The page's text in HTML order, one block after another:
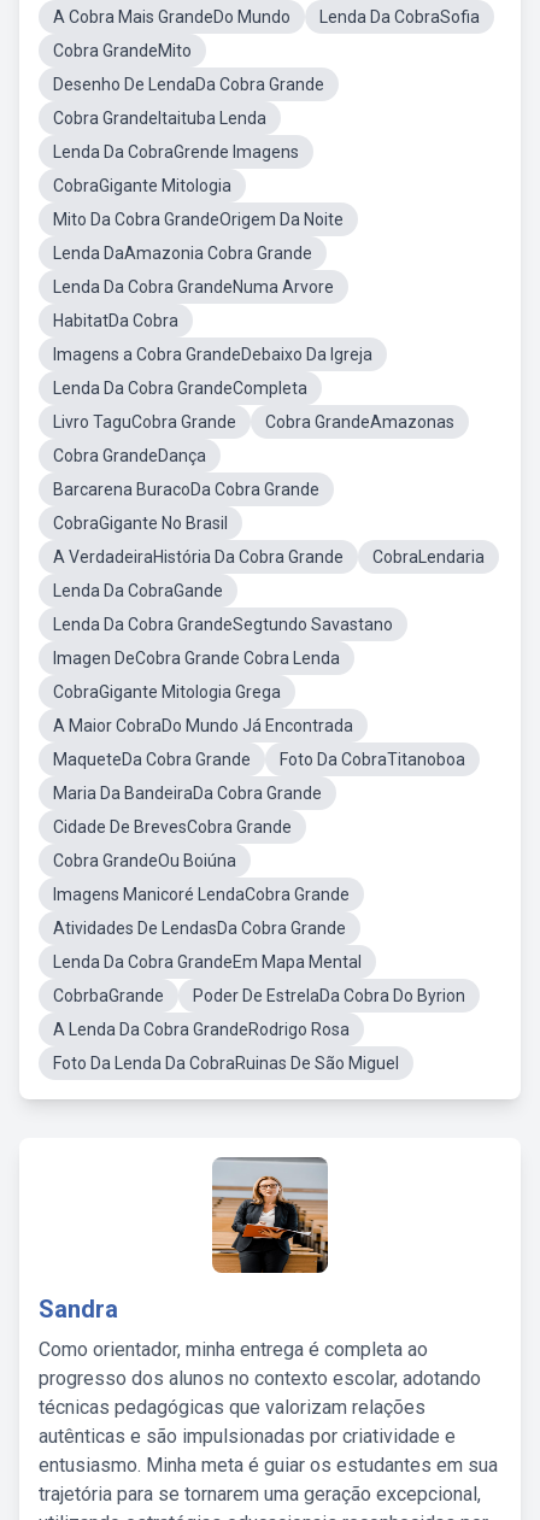
A Cobra Mais GrandeDo Mundo
Lenda Da CobraSofia
Cobra GrandeMito
Desenho De LendaDa Cobra Grande
Cobra GrandeItaituba Lenda
Lenda Da CobraGrende Imagens
CobraGigante Mitologia
Mito Da Cobra GrandeOrigem Da Noite
Lenda DaAmazonia Cobra Grande
Lenda Da Cobra GrandeNuma Arvore
HabitatDa Cobra
Imagens a Cobra GrandeDebaixo Da Igreja
Lenda Da Cobra GrandeCompleta
Livro TaguCobra Grande
Cobra GrandeAmazonas
Cobra GrandeDança
Barcarena BuracoDa Cobra Grande
CobraGigante No Brasil
A VerdadeiraHistória Da Cobra Grande
CobraLendaria
Lenda Da CobraGande
Lenda Da Cobra GrandeSegtundo Savastano
Imagen DeCobra Grande Cobra Lenda
CobraGigante Mitologia Grega
A Maior CobraDo Mundo Já Encontrada
MaqueteDa Cobra Grande
Foto Da CobraTitanoboa
Maria Da BandeiraDa Cobra Grande
Cidade De BrevesCobra Grande
Cobra GrandeOu Boiúna
Imagens Manicoré LendaCobra Grande
Atividades De LendasDa Cobra Grande
Lenda Da Cobra GrandeEm Mapa Mental
CobrbaGrande
Poder De EstrelaDa Cobra Do Byrion
A Lenda Da Cobra GrandeRodrigo Rosa
Foto Da Lenda Da CobraRuinas De São Miguel
Sandra
Como orientador, minha entrega é completa ao
progresso dos alunos no contexto escolar, adotando
técnicas pedagógicas que valorizam relações
autênticas e são impulsionadas por criatividade e
entusiasmo. Minha meta é guiar os estudantes em sua
trajetória para se tornarem uma geração excepcional,